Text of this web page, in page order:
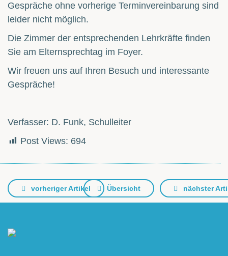
Gespräche ohne vorherige Terminvereinbarung sind
leider nicht möglich.
Die Zimmer der entsprechenden Lehrkräfte finden
Sie am Elternsprechtag im Foyer.
Wir freuen uns auf Ihren Besuch und interessante
Gespräche!
Verfasser: D. Funk, Schulleiter
Post Views: 694
vorheriger Artikel Übersicht nächster